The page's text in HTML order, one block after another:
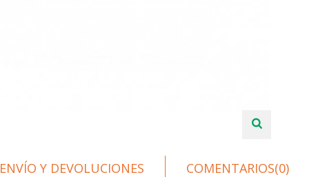
ENVÍO Y DEVOLUCIONES COMENTARIOS(0)